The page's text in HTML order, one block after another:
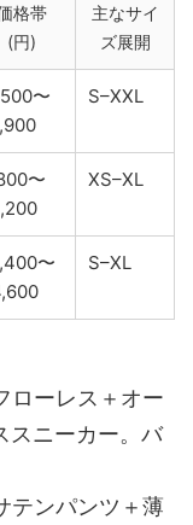
格帯
(円)
主なサイ
ズ展開
〜
S–XXL
〜
XS–XL
〜
S–XL
ローレス＋オー
スニーカー。バ
テンパンツ＋薄